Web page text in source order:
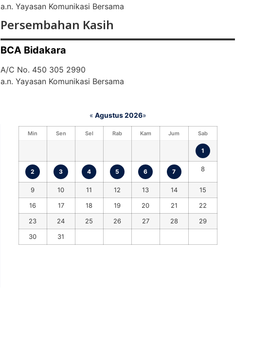
a.n. Yayasan Komunikasi Bersama
Persembahan Kasih
BCA Bidakara
A/C No. 450 305 2990
a.n. Yayasan Komunikasi Bersama
« Agustus 2026»
Min Sen Sel Rab Kam Jum Sab
1
2 3 4 5 6 7 8
9 10 11 12 13 14
15
16
17 18 19 20 21
22
23
24 25 26 27 28
29
30
31